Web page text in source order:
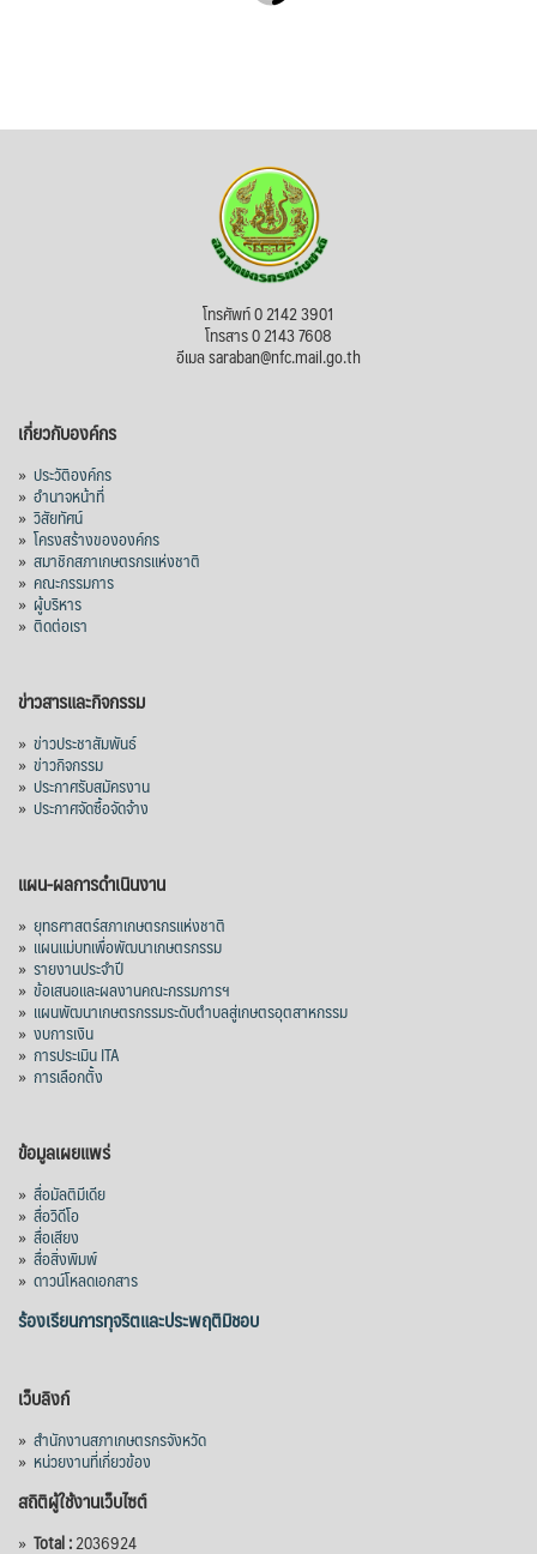
โทรศัพท์ 0 2142 3901
โทรสาร 0 2143 7608
อีเมล saraban@nfc.mail.go.th
เกี่ยวกับองค์กร
» ประวัติองค์กร
» อำนาจหน้าที่
» วิสัยทัศน์
» โครงสร้างขององค์กร
» สมาชิกสภาเกษตรกรแห่งชาติ
» คณะกรรมการ
» ผู้บริหาร
» ติดต่อเรา
ข่าวสารและกิจกรรม
» ข่าวประชาสัมพันธ์
» ข่าวกิจกรรม
» ประกาศรับสมัครงาน
» ประกาศจัดซื้อจัดจ้าง
แผน-ผลการดำเนินงาน
» ยุทธศาสตร์สภาเกษตรกรแห่งชาติ
» แผนแม่บทเพื่อพัฒนาเกษตรกรรม
» รายงานประจำปี
» ข้อเสนอและผลงานคณะกรรมการฯ
» แผนพัฒนาเกษตรกรรมระดับตำบลสู่เกษตรอุตสาหกรรม
» งบการเงิน
» การประเมิน ITA
» การเลือกตั้ง
ข้อมูลเผยแพร่
» สื่อมัลติมีเดีย
» สื่อวิดีโอ
» สื่อเสียง
» สื่อสิ่งพิมพ์
» ดาวน์โหลดเอกสาร
ร้องเรียนการทุจริตและประพฤติมิชอบ
เว็บลิงก์
» สำนักงานสภาเกษตรกรจังหวัด
» หน่วยงานที่เกี่ยวข้อง
สถิติผู้ใช้งานเว็บไซต์
» Total :2036924